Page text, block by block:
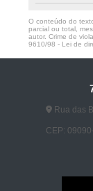
O conteúdo do
parcial ou total,
autor. Crime de
9610/98 - Lei de
Rua das
CEP: